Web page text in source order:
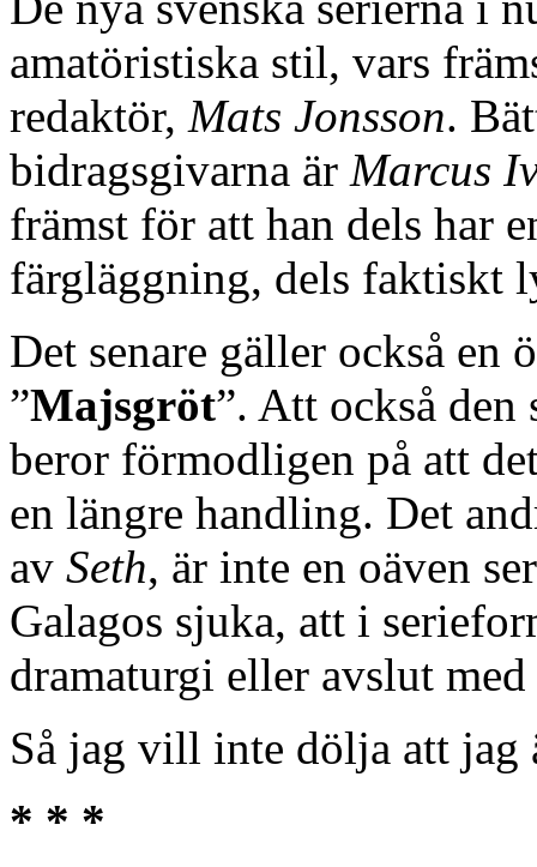
amatöristiska stil, vars
redaktör, Mats Jonsson.
bidragsgivarna är Marcus
främst för att han dels har
färgläggning, dels faktiskt
Det senare gäller också en
”Majsgröt”. Att också
beror förmodligen på att
en längre handling. Det
av Seth, är inte en oäven
Galagos sjuka, att i
dramaturgi eller avslut
Så jag vill inte dölja att jag
* * *